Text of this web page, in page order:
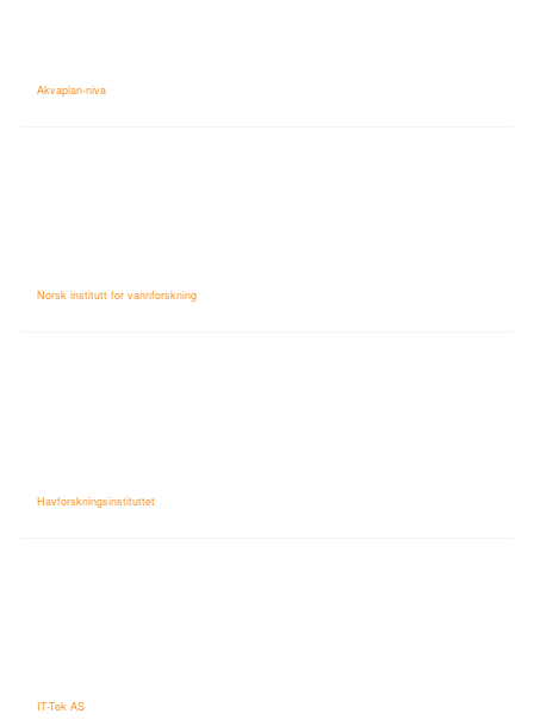
Akvaplan-niva
Norsk institutt for vannforskning
Havforskningsinstituttet
IT-Tek AS